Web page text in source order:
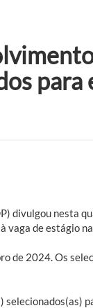
divulgou nesta
vaga de estágio na
de 2024. Os